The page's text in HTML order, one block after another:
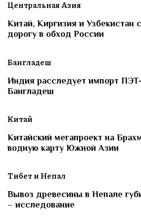
Центральная Азия
Китай, Киргизия и Узбекистан
дорогу в обход России
Бангладеш
Индия расследует импорт
Бангладеш
Китай
Китайский мегапроект на
водную карту Южной Азии
Тибет и Непал
Вывоз древесины в Непале
– исследование